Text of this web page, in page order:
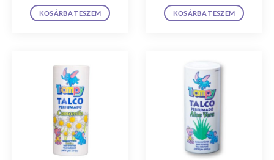
KOSÁRBA TESZEM
was:
2
is:
2
KOSÁRBA TESZEM